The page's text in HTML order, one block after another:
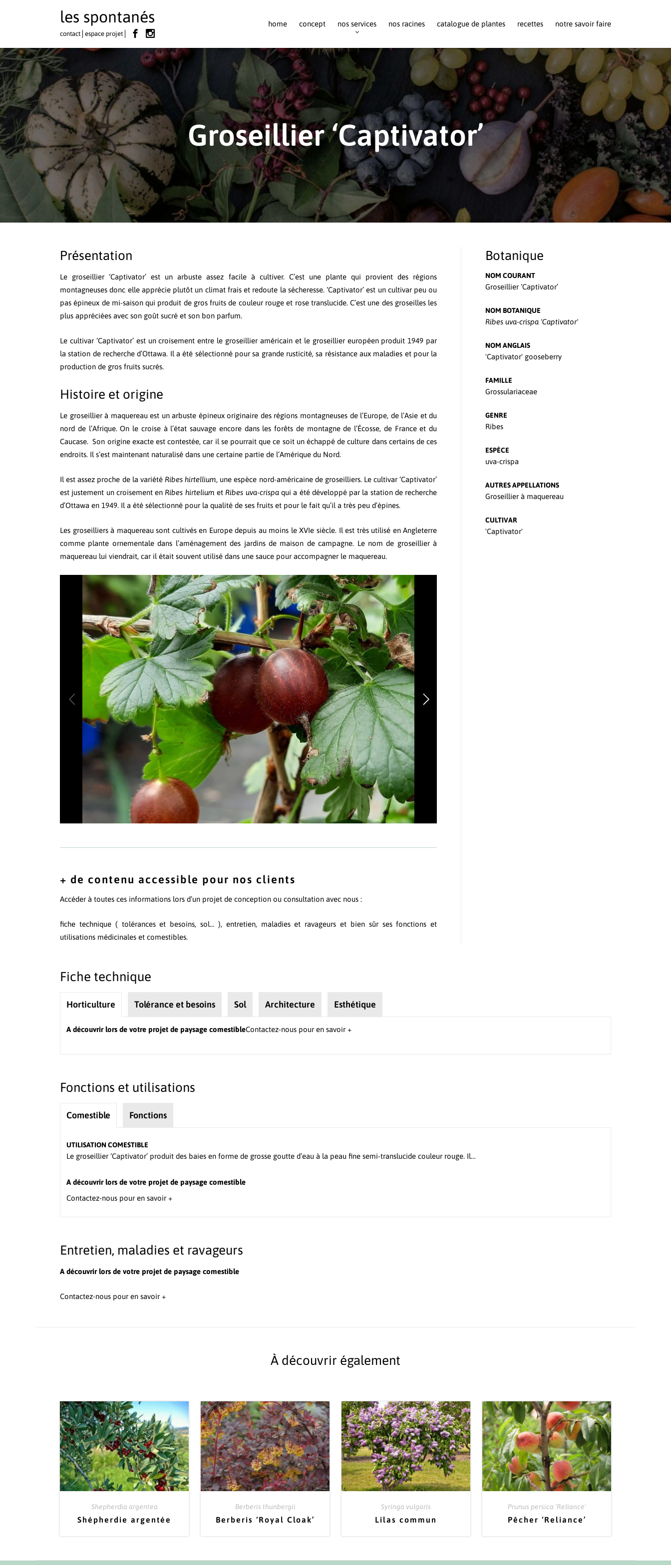
les spontanés home concept nos services nos racines catalogue de plantes recettes notre savoir faire
contact espace projet
Groseillier ‘Captivator’
Présentation
Le groseillier ‘Captivator’ est un arbuste assez facile à cultiver. C’est une plante qui provient des régions
montagneuses donc elle apprécie plutôt un climat frais et redoute la sécheresse. ‘Captivator’ est un cultivar peu ou
pas épineux de mi-saison qui produit de gros fruits de couleur rouge et rose translucide. C’est une des groseilles les
plus appréciées avec son goût sucré et son bon parfum.
Le cultivar ‘Captivator’ est un croisement entre le groseillier américain et le groseillier européen produit 1949 par
la station de recherche d’Ottawa. Il a été sélectionné pour sa grande rusticité, sa résistance aux maladies et pour la
production de gros fruits sucrés.
Histoire et origine
Le groseillier à maquereau est un arbuste épineux originaire des régions montagneuses de l’Europe, de l’Asie et du
nord de l’Afrique. On le croise à l’état sauvage encore dans les forêts de montagne de l’Écosse, de France et du
Caucase. Son origine exacte est contestée, car il se pourrait que ce soit un échappé de culture dans certains de ces
endroits. Il s’est maintenant naturalisé dans une certaine partie de l’Amérique du Nord.
Il est assez proche de la variété Ribes hirtellium, une espèce nord-américaine de groseilliers. Le cultivar ‘Captivator’
est justement un croisement en Ribes hirtelium et Ribes uva-crispaqui a été développé par la station de recherche
d’Ottawa en 1949. Il a été sélectionné pour la qualité de ses fruits et pour le fait qu’il a très peu d’épines.
Les groseilliers à maquereau sont cultivés en Europe depuis au moins le XVIe siècle. Il est très utilisé en Angleterre
comme plante ornementale dans l’aménagement des jardins de maison de campagne. Le nom de groseillier à
maquereau lui viendrait, car il était souvent utilisé dans une sauce pour accompagner le maquereau.
+ de contenu accessible pour nos clients
Accéder à toutes ces informations lors d’un projet de conception ou consultation avec nous :
fiche technique ( tolérances et besoins, sol… ), entretien, maladies et ravageurs et bien sûr ses fonctions et
utilisations médicinales et comestibles.
Botanique
NOM COURANT
Groseillier ‘Captivator’
NOM BOTANIQUE
Ribes uva-crispa 'Captivator'
NOM ANGLAIS
'Captivator' gooseberry
FAMILLE
Grossulariaceae
GENRE
Ribes
ESPÈCE
uva-crispa
AUTRES APPELLATIONS
Groseillier à maquereau
CULTIVAR
'Captivator'
Fiche technique
Horticulture Tolérance et besoins Sol Architecture Esthétique
A découvrir lors de votre projet de paysage comestibleContactez-nous pour en savoir +
Fonctions et utilisations
Comestible Fonctions
UTILISATION COMESTIBLE
Le groseillier ‘Captivator’ produit des baies en forme de grosse goutte d’eau à la peau fine semi-translucide couleur rouge. Il…
A découvrir lors de votre projet de paysage comestible
Contactez-nous pour en savoir +
Entretien, maladies et ravageurs
A découvrir lors de votre projet de paysage comestible
Contactez-nous pour en savoir +
À découvrir également
Shepherdia argentea
Shépherdie argentée
Berberis thunbergii
Berberis ‘Royal Cloak’
Syringa vulgaris
Lilas commun
Prunus persica 'Reliance'
Pêcher ‘Reliance’